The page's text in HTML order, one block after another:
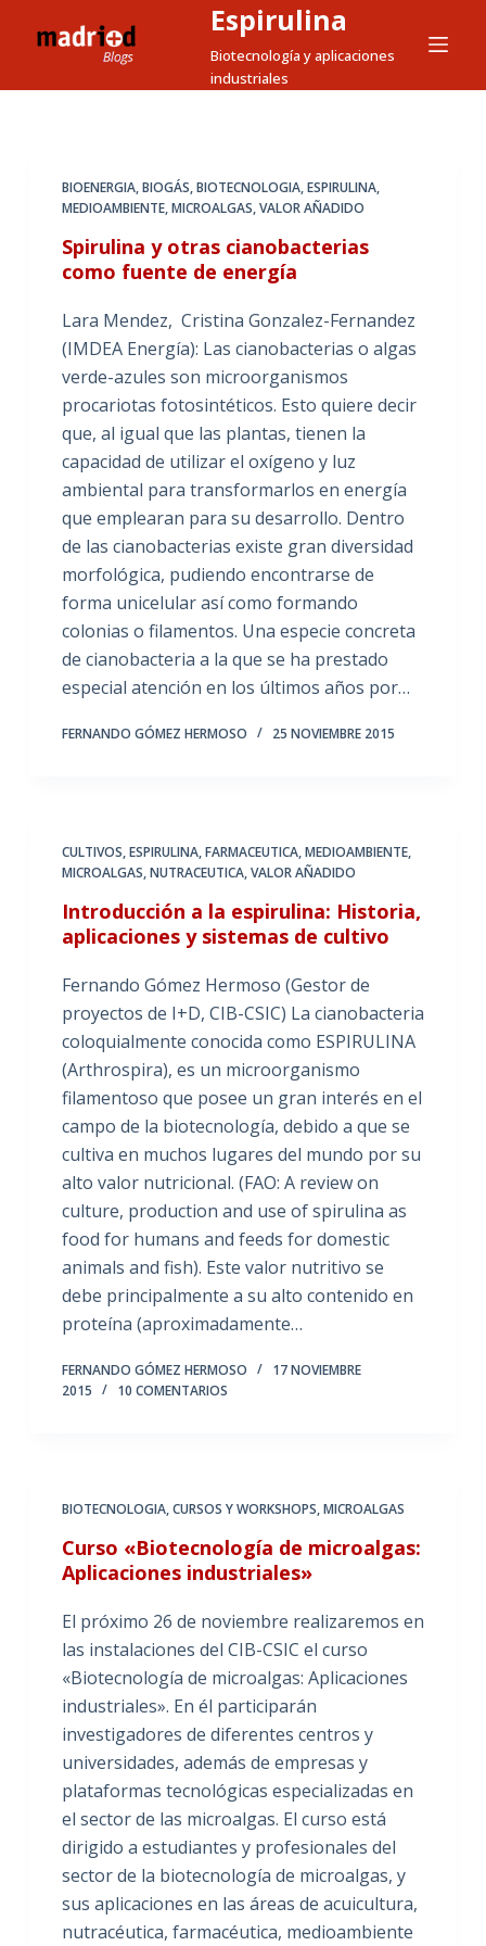
Espirulina
Biotecnología y aplicaciones
industriales
BIOENERGIA,BIOGÁS,BIOTECNOLOGIA,ESPIRULINA,
MEDIOAMBIENTE,MICROALGAS,VALOR AÑADIDO
Spirulina y otras cianobacterias
como fuente de energía
Lara Mendez, Cristina Gonzalez-Fernandez
(IMDEA Energía): Las cianobacterias o algas
verde-azules son microorganismos
procariotas fotosintéticos. Esto quiere decir
que, al igual que las plantas, tienen la
capacidad de utilizar el oxígeno y luz
ambiental para transformarlos en energía
que emplearan para su desarrollo. Dentro
de las cianobacterias existe gran diversidad
morfológica, pudiendo encontrarse de
forma unicelular así como formando
colonias o filamentos. Una especie concreta
de cianobacteria a la que se ha prestado
especial atención en los últimos años por…
FERNANDO GÓMEZ HERMOSO 25 NOVIEMBRE 2015
CULTIVOS,ESPIRULINA,FARMACEUTICA,MEDIOAMBIENTE,
MICROALGAS,NUTRACEUTICA,VALOR AÑADIDO
Introducción a la espirulina: Historia,
aplicaciones y sistemas de cultivo
Fernando Gómez Hermoso (Gestor de
proyectos de I+D, CIB-CSIC) La cianobacteria
coloquialmente conocida como ESPIRULINA
(Arthrospira), es un microorganismo
filamentoso que posee un gran interés en el
campo de la biotecnología, debido a que se
cultiva en muchos lugares del mundo por su
alto valor nutricional. (FAO: A review on
culture, production and use of spirulina as
food for humans and feeds for domestic
animals and fish). Este valor nutritivo se
debe principalmente a su alto contenido en
proteína (aproximadamente…
FERNANDO GÓMEZ HERMOSO
17 NOVIEMBRE
2015
10 COMENTARIOS
BIOTECNOLOGIA,CURSOS Y WORKSHOPS,MICROALGAS
Curso «Biotecnología de microalgas:
Aplicaciones industriales»
El próximo 26 de noviembre realizaremos en
las instalaciones del CIB-CSIC el curso
«Biotecnología de microalgas: Aplicaciones
industriales». En él participarán
investigadores de diferentes centros y
universidades, además de empresas y
plataformas tecnológicas especializadas en
el sector de las microalgas. El curso está
dirigido a estudiantes y profesionales del
sector de la biotecnología de microalgas, y
sus aplicaciones en las áreas de acuicultura,
nutracéutica, farmacéutica, medioambiente